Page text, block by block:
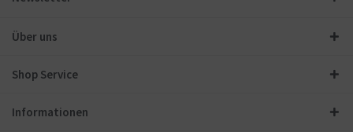
Über uns
Shop Service
Informationen